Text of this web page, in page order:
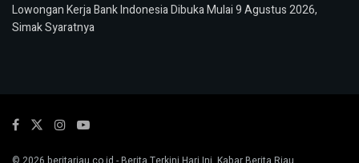
Lowongan Kerja Bank Indonesia Dibuka Mulai 9 Agustus 2026,
Simak Syaratnya